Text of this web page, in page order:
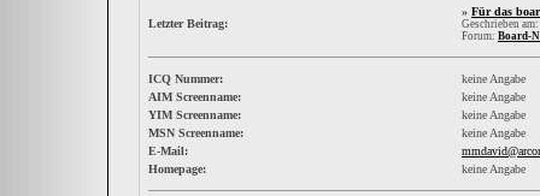
Letzter Beitrag:
» Für das
Geschrieben
Forum: Board-
ICQ Nummer:
keine Angabe
AIM Screenname:
keine Angabe
YIM Screenname:
keine Angabe
MSN Screenname:
keine Angabe
E-Mail:
Homepage:
keine Angabe